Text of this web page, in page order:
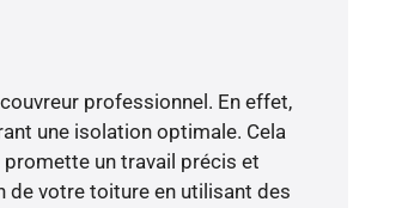
professionnel. En effet,
une isolation optimale. Cela
un travail précis et
de votre toiture en utilisant des